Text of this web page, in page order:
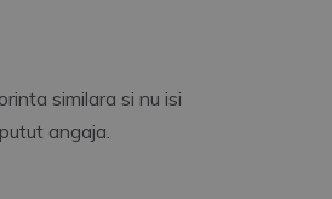
similara si nu isi
angaja.